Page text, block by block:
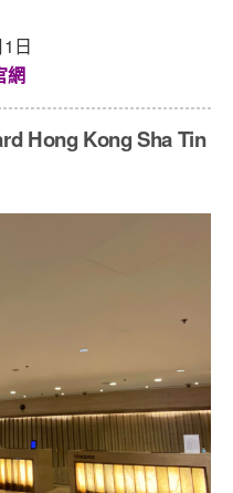
日
網
Hong Kong Sha Tin